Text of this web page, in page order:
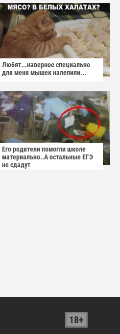
Любят...наверное специально
для меня мышек налепили...
Его родители помогли школе
материально..А остальные ЕГЭ
не сдадут
18+